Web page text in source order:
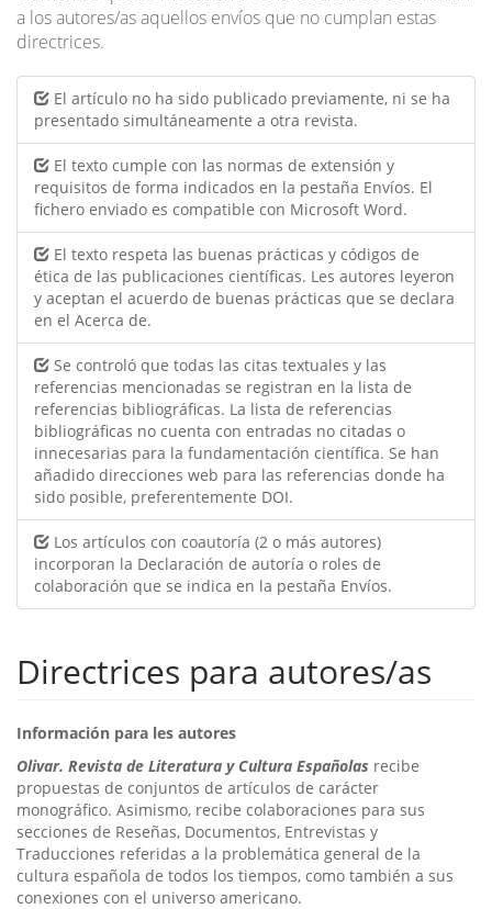
a los autores/as aquellos envíos que no cumplan estas
directrices.
El artículo no ha sido publicado previamente, ni se ha
presentado simultáneamente a otra revista.
El texto cumple con las normas de extensión y
requisitos de forma indicados en la pestaña Envíos. El
fichero enviado es compatible con Microsoft Word.
El texto respeta las buenas prácticas y códigos de
ética de las publicaciones científicas. Les autores leyeron
y aceptan el acuerdo de buenas prácticas que se declara
en el Acerca de.
Se controló que todas las citas textuales y las
referencias mencionadas se registran en la lista de
referencias bibliográficas. La lista de referencias
bibliográficas no cuenta con entradas no citadas o
innecesarias para la fundamentación científica. Se han
añadido direcciones web para las referencias donde ha
sido posible, preferentemente DOI.
Los artículos con coautoría (2 o más autores)
incorporan la Declaración de autoría o roles de
colaboración que se indica en la pestaña Envíos.
Directrices para autores/as
Información para les autores
Olivar. Revista de Literatura y Cultura Españolas recibe
propuestas de conjuntos de artículos de carácter
monográfico. Asimismo, recibe colaboraciones para sus
secciones de Reseñas, Documentos, Entrevistas y
Traducciones referidas a la problemática general de la
cultura española de todos los tiempos, como también a sus
conexiones con el universo americano.